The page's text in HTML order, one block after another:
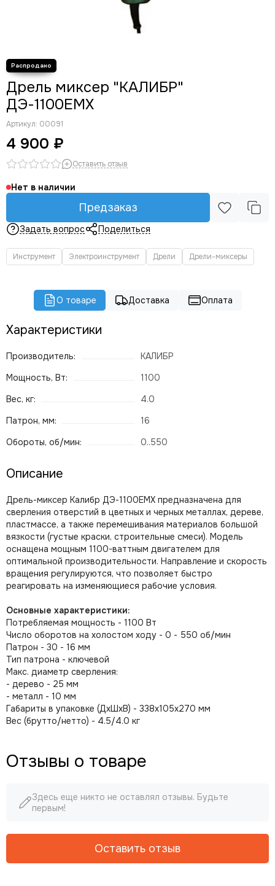
Многофункциональные устройства (реноваторы)
Краскопульты
Граверы
Наборы электроинструмента
Дрель миксер "КАЛИБР"
ДЭ-1100ЕМХ
Артикул: 00091
4 900 ₽
Оставить отзыв
Нет в наличии
Предзаказ
Задать вопрос Поделиться
Инструмент Электроинструмент Дрели Дрели-миксеры
О товаре Доставка Оплата
Характеристики
Производитель:
КАЛИБР
Мощность, Вт:
1100
Вес, кг:
4.0
Патрон, мм:
16
Обороты, об/мин:
0..550
Описание
Дрель-миксер Калибр ДЭ-1100ЕМХ предназначена для
сверления отверстий в цветных и черных металлах, дереве,
пластмассе, а также перемешивания материалов большой
вязкости (густые краски, строительные смеси). Модель
оснащена мощным 1100-ваттным двигателем для
оптимальной производительности. Направление и скорость
вращения регулируются, что позволяет быстро
реагировать на изменяющиеся рабочие условия.
Основные характеристики:
Потребляемая мощность - 1100 Вт
Число оборотов на холостом ходу - 0 - 550 об/мин
Патрон - 30 - 16 мм
Тип патрона - ключевой
Макс. диаметр сверления:
- дерево - 25 мм
- металл - 10 мм
Габариты в упаковке (ДхШхВ) - 338х105х270 мм
Вес (брутто/нетто) - 4.5/4.0 кг
Отзывы о товаре
Здесь еще никто не оставлял отзывы. Будьте
первым!
Оставить отзыв